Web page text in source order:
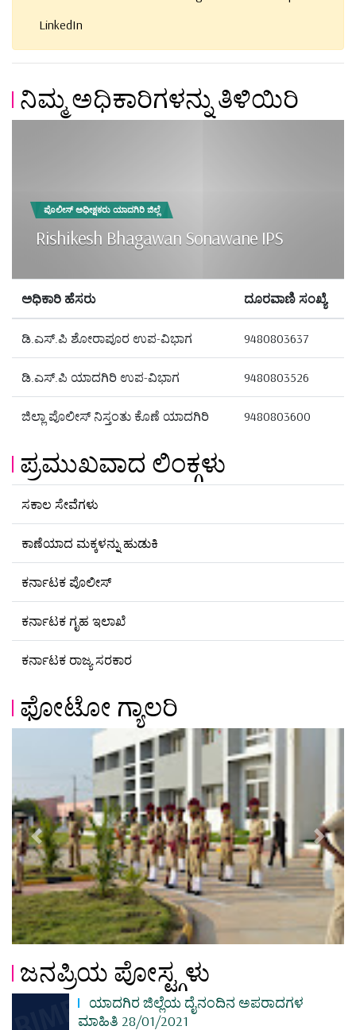
LinkedIn
ನಿಮ್ಮ ಅಧಿಕಾರಿಗಳನ್ನು ತಿಳಿಯಿರಿ
ಪೊಲೀಸ್ ಅಧೀಕ್ಷಕರು ಯಾದಗಿರಿ ಜಿಲ್ಲೆ
Rishikesh Bhagawan Sonawane IPS
ಅಧಿಕಾರಿ ಹೆಸರು ದೂರವಾಣಿ ಸಂಖ್ಯೆ
ಡಿ.ಎಸ್.ಪಿ ಶೋರಾಪೂರ ಉಪ-ವಿಭಾಗ 9480803637
ಡಿ.ಎಸ್.ಪಿ ಯಾದಗಿರಿ ಉಪ-ವಿಭಾಗ 9480803526
ಜಿಲ್ಲಾ ಪೊಲೀಸ್ ನಿಸ್ತಂತು ಕೊಣೆ ಯಾದಗಿರಿ 9480803600
ಪ್ರಮುಖವಾದ ಲಿಂಕ್ಗಳು
ಸಕಾಲ ಸೇವೆಗಳು
ಕಾಣೆಯಾದ ಮಕ್ಕಳನ್ನು ಹುಡುಕಿ
ಕರ್ನಾಟಕ ಪೊಲೀಸ್
ಕರ್ನಾಟಕ ಗೃಹ ಇಲಾಖೆ
ಕರ್ನಾಟಕ ರಾಜ್ಯ ಸರಕಾರ
ಫೋಟೋ ಗ್ಯಾಲರಿ
Previous Next
ಜನಪ್ರಿಯ ಪೋಸ್ಟ್ಗಳು
ಯಾದಗಿರ ಜಿಲ್ಲೆಯ ದೈನಂದಿನ ಅಪರಾದಗಳ
ಮಾಹಿತಿ 28/01/2021